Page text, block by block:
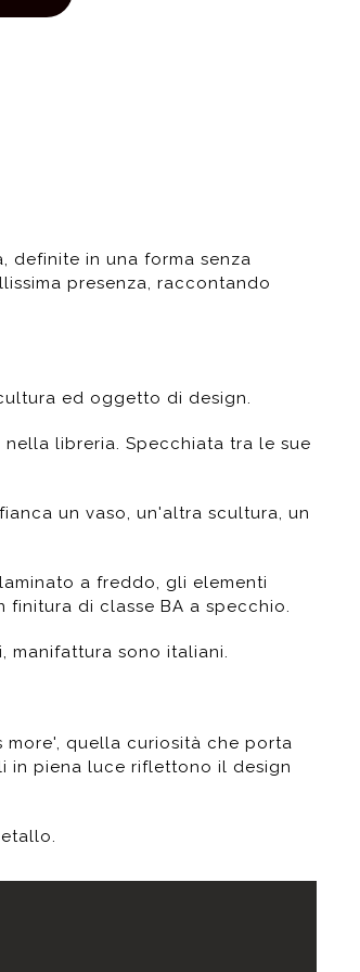
definite in una forma senza
presenza, raccontando
ed oggetto di design.
libreria. Specchiata tra le sue
un vaso, un'altra scultura, un
a freddo, gli elementi
di classe BA a specchio.
manifattura sono italiani.
more', quella curiosità che porta
in piena luce riflettono il design